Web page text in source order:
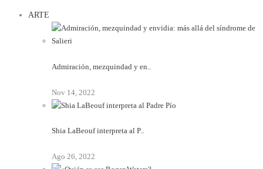
ARTE
Admiración, mezquindad y en..
Nov 14, 2022
Shia LaBeouf interpreta al P..
Ago 26, 2022